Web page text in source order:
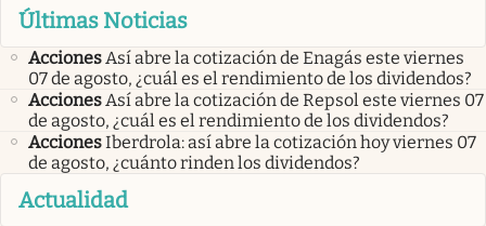
Últimas Noticias
Acciones Así abre la cotización de Enagás este viernes
07 de agosto, ¿cuál es el rendimiento de los dividendos?
Acciones Así abre la cotización de Repsol este viernes 07
de agosto, ¿cuál es el rendimiento de los dividendos?
AccionesIberdrola: así abre la cotización hoy viernes 07
de agosto, ¿cuánto rinden los dividendos?
Actualidad